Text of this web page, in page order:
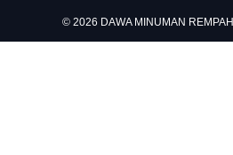
© 2026 DAWA MINUMAN REMPAH